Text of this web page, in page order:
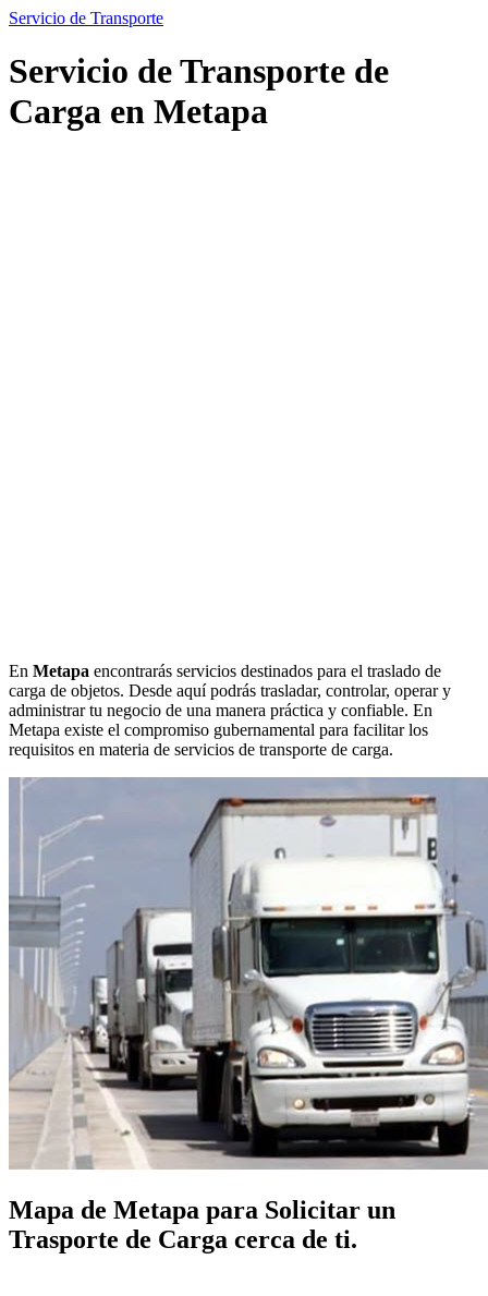
Servicio de Transporte
Servicio de Transporte de
Carga en Metapa
En Metapa encontrarás servicios destinados para el traslado de
carga de objetos. Desde aquí podrás trasladar, controlar, operar y
administrar tu negocio de una manera práctica y confiable. En
Metapa existe el compromiso gubernamental para facilitar los
requisitos en materia de servicios de transporte de carga.
Mapa de Metapa para Solicitar un
Trasporte de Carga cerca de ti.